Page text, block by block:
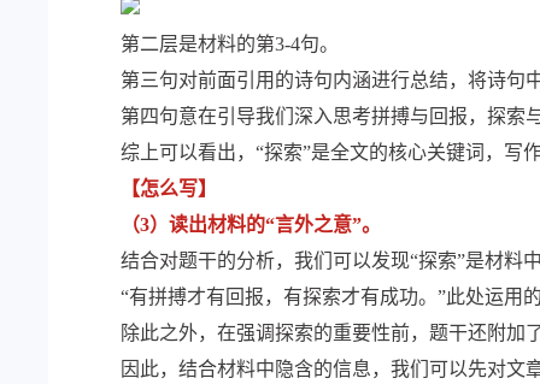
第二层是材料的第3-4句。
第三句对前面引用的诗句内涵进行总结，将诗句
第四句意在引导我们深入思考拼搏与回报，探索
综上可以看出，“探索”是全文的核心关键词，写
【怎么写】
（3）读出材料的“言外之意”。
结合对题干的分析，我们可以发现“探索”是材料
“有拼搏才有回报，有探索才有成功。”此处运
除此之外，在强调探索的重要性前，题干还附
因此，结合材料中隐含的信息，我们可以先对文